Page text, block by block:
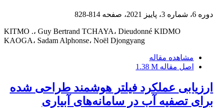
دوره 6، شماره 3، پاییز 2021، صفحه 814-828
KITMO .، Guy Bertrand TCHAYA، Dieudonné KIDMO
KAOGA، Sadam Alphonse، Noël Djongyang
مشاهده مقاله
اصل مقاله 1.38 M
ارزیابی عملکرد فیلتر هوشمند طراحی شده
برای تصفیه آب در سامانه‌های آبیاری